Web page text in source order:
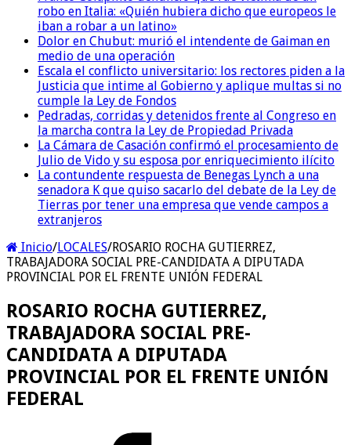
robo en Italia: «Quién hubiera dicho que europeos le
iban a robar a un latino»
Dolor en Chubut: murió el intendente de Gaiman en
medio de una operación
Escala el conflicto universitario: los rectores piden a la
Justicia que intime al Gobierno y aplique multas si no
cumple la Ley de Fondos
Pedradas, corridas y detenidos frente al Congreso en
la marcha contra la Ley de Propiedad Privada
La Cámara de Casación confirmó el procesamiento de
Julio de Vido y su esposa por enriquecimiento ilícito
La contundente respuesta de Benegas Lynch a una
senadora K que quiso sacarlo del debate de la Ley de
Tierras por tener una empresa que vende campos a
extranjeros
Inicio/LOCALES/ROSARIO ROCHA GUTIERREZ,
TRABAJADORA SOCIAL PRE-CANDIDATA A DIPUTADA
PROVINCIAL POR EL FRENTE UNIÓN FEDERAL
ROSARIO ROCHA GUTIERREZ,
TRABAJADORA SOCIAL PRE-
CANDIDATA A DIPUTADA
PROVINCIAL POR EL FRENTE UNIÓN
FEDERAL